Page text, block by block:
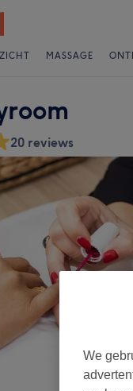
MASSAGE
20 reviews
We